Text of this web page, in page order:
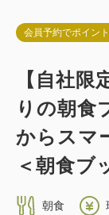
会員予約でポイン
【自社
りの朝食
からスマ
＜朝食ブ
朝食